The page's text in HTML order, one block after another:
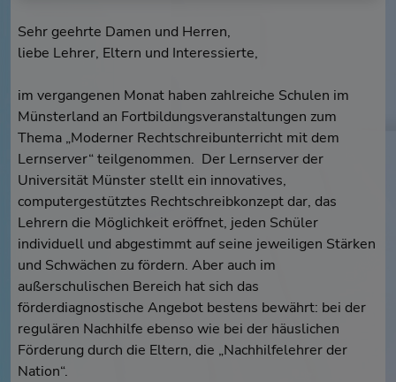
Sehr geehrte Damen und Herren,
liebe Lehrer, Eltern und Interessierte,
im vergangenen Monat haben zahlreiche Schulen im
Münsterland an Fortbildungsveranstaltungen zum
Thema „Moderner Rechtschreibunterricht mit dem
Lernserver“ teilgenommen. Der Lernserver der
Universität Münster stellt ein innovatives,
computergestütztes Rechtschreibkonzept dar, das
Lehrern die Möglichkeit eröffnet, jeden Schüler
individuell und abgestimmt auf seine jeweiligen Stärken
und Schwächen zu fördern. Aber auch im
außerschulischen Bereich hat sich das
förderdiagnostische Angebot bestens bewährt: bei der
regulären Nachhilfe ebenso wie bei der häuslichen
Förderung durch die Eltern, die „Nachhilfelehrer der
Nation“.